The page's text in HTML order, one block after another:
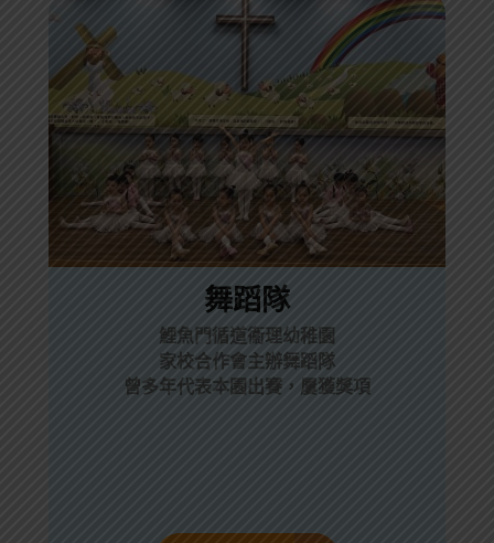
舞蹈隊
鯉魚門循道衞理幼稚園
家校合作會主辦舞蹈隊
曾多年代表本園出賽，屢獲獎項